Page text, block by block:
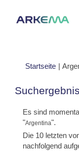
Startseite |
Es sind
"Argentina".
Die 10 letzten
nachfolgend